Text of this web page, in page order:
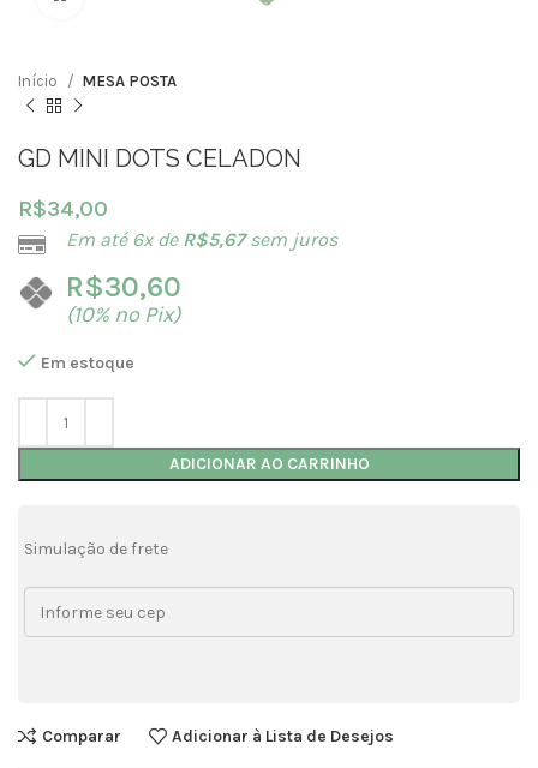
Início MESA POSTA
GD MINI DOTS CELADON
R$34,00
Em até 6x de R$5,67sem juros
R$30,60
(10% no Pix)
Em estoque
ADICIONAR AO CARRINHO
Simulação de frete
Comparar Adicionar à Lista de Desejos